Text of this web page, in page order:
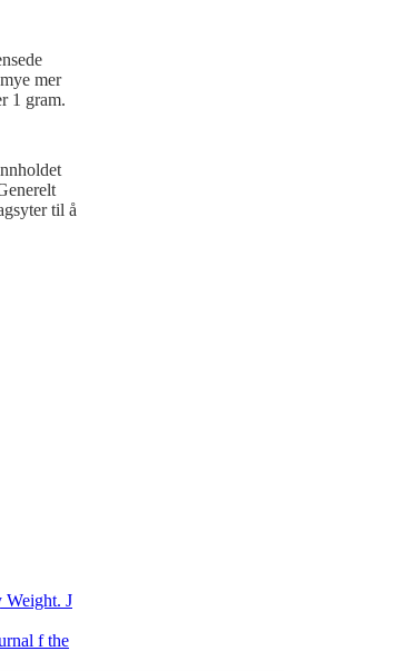
mer
1 gram.
til å
Weight. J
f the